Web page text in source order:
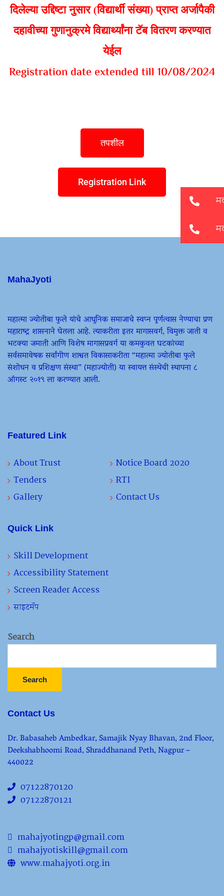
दिलेल्या उद्दिष्टा नुसार (विद्यार्थी संख्या) प्राप्त अर्जापैकी
दहावीच्या गुणानुक्रमे विद्यार्थ्यांना टॅब वितरण करण्यात
येईल
Registration date extended till 10/08/2024
तपशील
Registration Link
MahaJyoti
महात्मा ज्योतीबा फुले यांचे आधुनिक समाजाचे स्वप्न पूर्णत्वास नेण्याचा प्रण
महाराष्ट्र शासनाने घेतला आहे. त्याकरीता इतर मागासवर्ग, विमुक्त जाती व
भटक्या जमाती आणि विशेष मागासप्रवर्ग या कमकुवत घटकांच्या
सर्वसमावेषक सर्वांगीण शाश्वत विकासाकरीता “महात्मा ज्योतीबा फुले
संशोधन व प्रशिक्षण संस्था” (महाज्योती) या स्वायत्त संस्थेची स्थापना ८
ऑगस्ट २०१९ ला करण्यात आली.
Featured Link
About Trust
Notice Board 2020
Tenders
RTI
Gallery
Contact Us
Quick Link
Skill Development
Accessibility Statement
Screen Reader Access
साइटमॅप
Search
Search
Contact Us
Dr. Babasaheb Ambedkar, Samajik Nyay Bhavan, 2nd Floor,
Deekshabhoomi Road, Shraddhanand Peth, Nagpur –
440022
07122870120
07122870121
mahajyotingp@gmail.com
mahajyotiskill@gmail.com
www.mahajyoti.org.in